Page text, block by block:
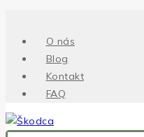
O nás
Blog
Kontakt
FAQ